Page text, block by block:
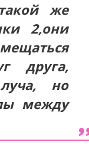
же
2,они
друга,
но
между